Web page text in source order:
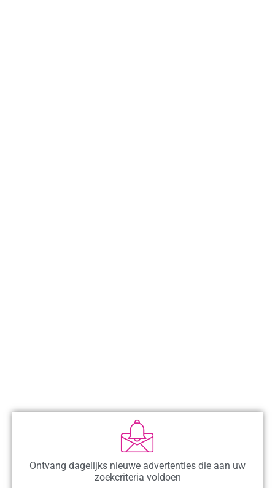
Ontvang dagelijks nieuwe advertenties die aan uw
zoekcriteria voldoen